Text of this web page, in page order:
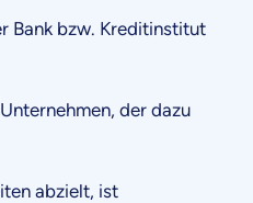
Bank bzw. Kreditinstitut
der dazu
abzielt, ist